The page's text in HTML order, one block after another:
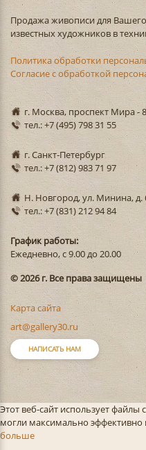
Продажа живописи для
известных художников в
Политика обработки
Согласие с обработкой
г. Москва, проспект Мира -
тел.: +7 (495) 798 31 55
г. Санкт-Петербург
тел.: +7 (812) 983 71 97
Н. Новгород, ул. Минина, д.
тел.: +7 (831) 212 94 84
График работы:
Ежедневно, с 9.00 до 20.00
© 2026 г. Все права защищены
Карта сайта
art@gallery30.ru
НАПИСАТЬ НАМ
Этот веб-сайт использует
могли максимально эффективно
больше